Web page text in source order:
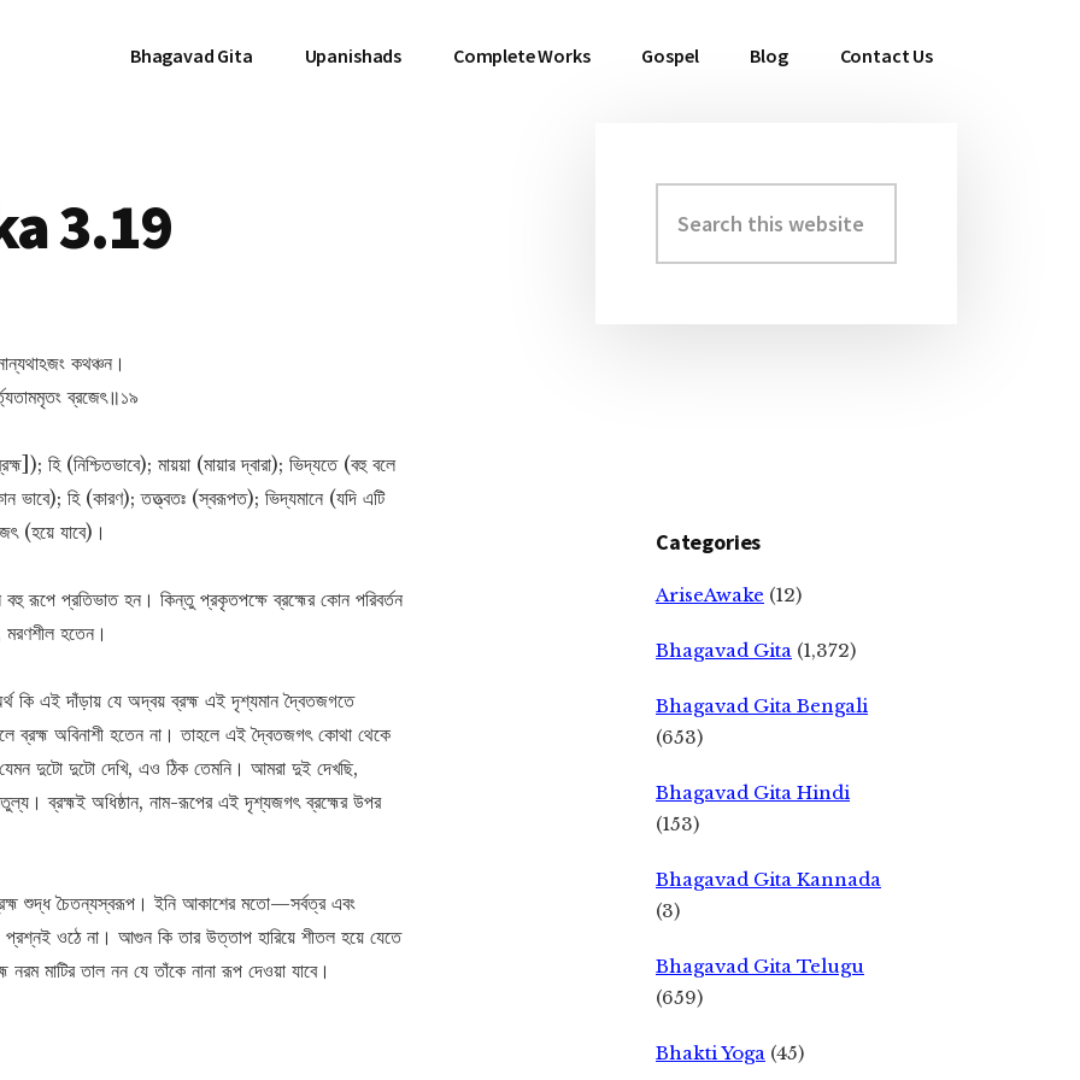
Bhagavad Gita Upanishads Complete Works Gospel Blog Contact Us
3.19
কথঞ্চন।
ব্রজেৎ॥১৯
(নিশ্চিতভাবে); মায়য়া (মায়ার দ্বারা); ভিদ্যতে (বহু বলে
হি (কারণ); তত্ত্বতঃ (স্বরূপত); ভিদ্যমানে (যদি এটি
(হয়ে যাবে)।
বহু রূপে প্রতিভাত হন। কিন্তু প্রকৃতপক্ষে ব্রহ্মের কোন পরিবর্তন
মরণশীল হতেন।
কি এই দাঁড়ায় যে অদ্বয় ব্রহ্ম এই দৃশ্যমান দ্বৈতজগতে
ব্রহ্ম অবিনাশী হতেন না। তাহলে এই দ্বৈতজগৎ কোথা থেকে
দুটো দুটো দেখি, এও ঠিক তেমনি। আমরা দুই দেখছি,
ব্রহ্মই অধিষ্ঠান, নাম-রূপের এই দৃশ্যজগৎ ব্রহ্মের উপর
শুদ্ধ চৈতন্যস্বরূপ। ইনি আকাশের মতো—সর্বত্র এবং
ওঠে না। আগুন কি তার উত্তাপ হারিয়ে শীতল হয়ে যেতে
নরম মাটির তাল নন যে তাঁকে নানা রূপ দেওয়া যাবে।
Primary
Sidebar
this
website
Categories
AriseAwake (12)
Bhagavad Gita (1,372)
Bhagavad Gita Bengali
(653)
Bhagavad Gita Hindi
(153)
Bhagavad Gita Kannada
(3)
Bhagavad Gita Telugu
(659)
Bhakti Yoga (45)